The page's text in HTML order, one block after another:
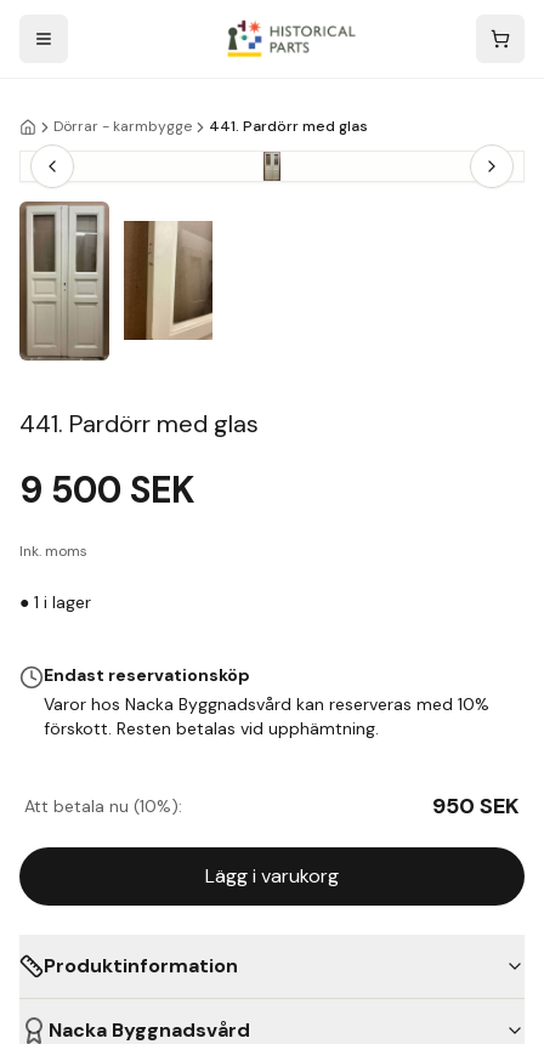
Dörrar - karmbygge 441. Pardörr med glas
441. Pardörr med glas
9 500 SEK
Ink. moms
● 1 i lager
Endast reservationsköp
Varor hos Nacka Byggnadsvård kan reserveras med 10%
förskott. Resten betalas vid upphämtning.
Att betala nu (10%): 950 SEK
Lägg i varukorg
Produktinformation
Nacka Byggnadsvård